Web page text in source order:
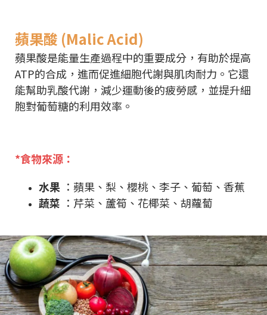
蘋果酸 (Malic Acid)
蘋果酸是能量生產過程中的重要成分，有助於提高
ATP的合成，進而促進細胞代謝與肌肉耐力。它還
能幫助乳酸代謝，減少運動後的疲勞感，並提升細
胞對葡萄糖的利用效率。
*食物來源：
水果 ：蘋果、梨、櫻桃、李子、葡萄、香蕉
蔬菜 ：芹菜、蘆筍、花椰菜、胡蘿蔔